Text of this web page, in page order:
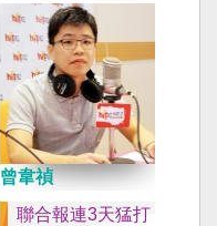
曾韋禎
聯合報連3天猛打